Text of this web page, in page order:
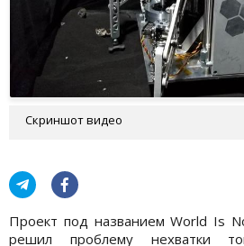
Скриншот видео
Проект под названием World Is
решил проблему нехватки